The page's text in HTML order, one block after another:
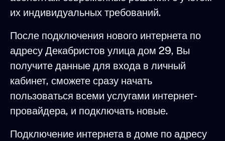
их индивидуальных требований.
После подключения нового интернета по
адресу Декабристов улица дом 29, Вы
получите данные для входа в личный
кабинет, сможете сразу начать
пользоваться всеми услугами интернет-
провайдера, и подключать новые.
Подключение интернета в доме по адресу